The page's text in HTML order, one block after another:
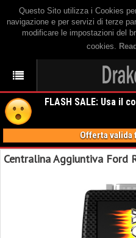
Questo Sito utilizza i Cookies
navigazione e per servizi di terze
modificare le impostazioni del
cookies.
FLASH SALE: Usa il
Offerta valida
Centralina Aggiuntiva Ford